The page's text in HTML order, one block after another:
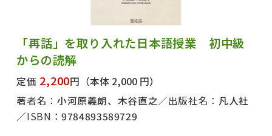
「再話」を取り入れた日本語授業 初中級
からの読解
定価 2,200円 （本体 2,000 円）
著者名： 小河原義朗、木谷直之 出版社名： 凡人社
ISBN：9784893589729